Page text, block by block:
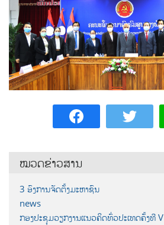
ໝວດຂ່າວສານ
3 ອົງການຈັດຕັ້ງມະຫາຊົນ
news
ກອງປະຊຸມວຽກງານແນວຄິດທົ່ວປະເທດຄັ້ງທີ V